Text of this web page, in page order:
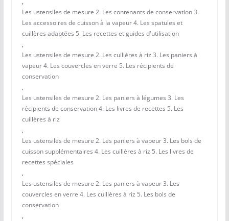
Les ustensiles de mesure 2. Les contenants de conservation 3.
Les accessoires de cuisson à la vapeur 4. Les spatules et
cuillères adaptées 5. Les recettes et guides d'utilisation
,
Les ustensiles de mesure 2. Les cuillères à riz 3. Les paniers à
vapeur 4. Les couvercles en verre 5. Les récipients de
conservation
,
Les ustensiles de mesure 2. Les paniers à légumes 3. Les
récipients de conservation 4. Les livres de recettes 5. Les
cuillères à riz
,
Les ustensiles de mesure 2. Les paniers à vapeur 3. Les bols de
cuisson supplémentaires 4. Les cuillères à riz 5. Les livres de
recettes spéciales
,
Les ustensiles de mesure 2. Les paniers à vapeur 3. Les
couvercles en verre 4. Les cuillères à riz 5. Les bols de
conservation
,